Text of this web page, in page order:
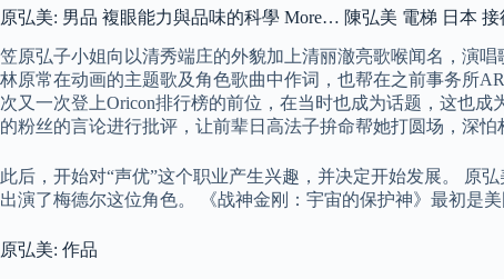
原弘美: 男品 複眼能力與品味的科學 More… 陳弘美 電梯 日本
笠原弘子小姐向以清秀端庄的外貌加上清丽澈亮歌喉闻名，演
林原常在动画的主题歌及角色歌曲中作词，也帮在之前事务所
次又一次登上Oricon排行榜的前位，在当时也成为话题，这也
的粉丝的言论进行批评，让前辈日高法子拚命帮她打圆场，深怕
此后，开始对“声优”这个职业产生兴趣，并决定开始发展。 原
出演了梅德尔这位角色。 《战神金刚：宇宙的保护神》最初是
原弘美: 作品